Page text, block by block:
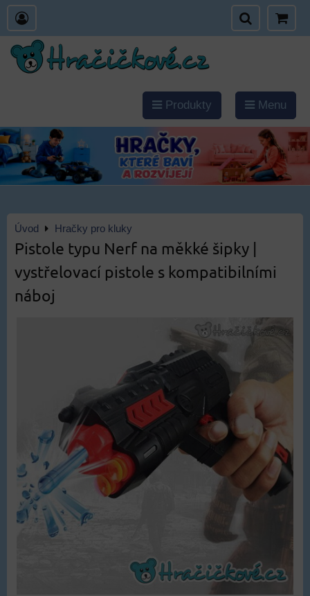
Produkty Menu
Úvod Hračky pro kluky
Pistole typu Nerf na měkké šipky |
vystřelovací pistole s kompatibilními
náboj